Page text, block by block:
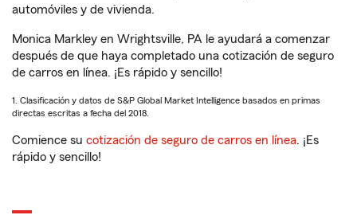
automóviles y de vivienda.
Monica Markley en Wrightsville, PA le ayudará a comenzar
después de que haya completado una cotización de seguro
de carros en línea. ¡Es rápido y sencillo!
1. Clasificación y datos de S&P Global Market Intelligence basados en primas
directas escritas a fecha del 2018.
Comience su cotización de seguro de carros en línea. ¡Es
rápido y sencillo!